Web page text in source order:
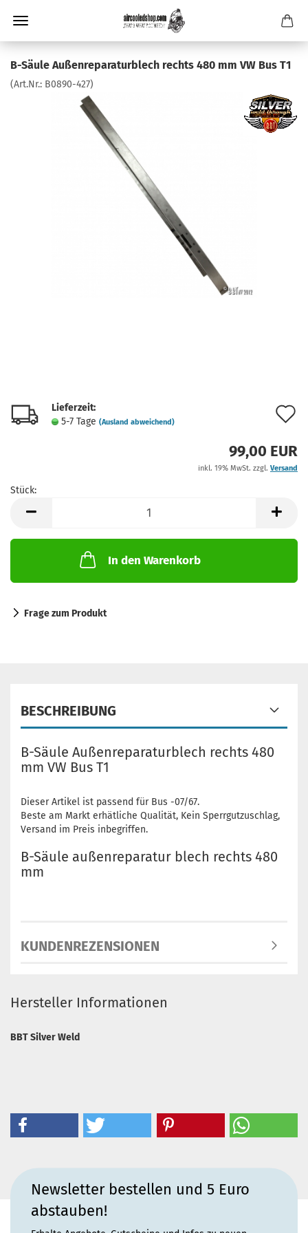
B-Säule Außenreparaturblech rechts 480 mm VW Bus T1
(Art.Nr.: B0890-427)
Lieferzeit:
5-7 Tage (Ausland abweichend)
99,00 EUR
inkl. 19% MwSt. zzgl. Versand
Stück:
In den Warenkorb
Frage zum Produkt
BESCHREIBUNG
B-Säule Außenreparaturblech rechts 480
mm VW Bus T1
Dieser Artikel ist passend für Bus -07/67.
Beste am Markt erhätliche Qualität, Kein Sperrgutzuschlag,
Versand im Preis inbegriffen.
B-Säule außenreparatur blech rechts 480
mm
KUNDENREZENSIONEN
Hersteller Informationen
BBT Silver Weld
Newsletter bestellen und 5 Euro
abstauben!